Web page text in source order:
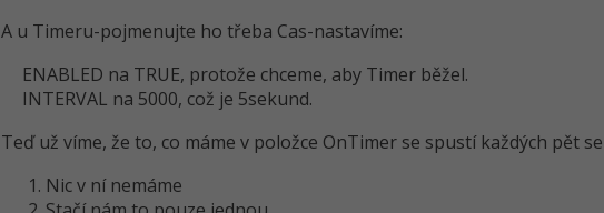
A u Timeru-pojmenujte ho třeba Cas-nastavíme:
ENABLED na TRUE, protože chceme, aby Timer běžel.
INTERVAL na 5000, což je 5sekund.
Teď už víme, že to, co máme v položce OnTimer se spustí každých pět
Nic v ní nemáme